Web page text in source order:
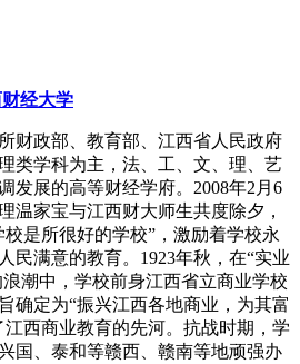
经大学
财政部、教育部、江西省人民政府
类学科为主，法、工、文、理、艺
发展的高等财经学府。2008年2月6
温家宝与江西财大师生共度除夕，
是所很好的学校”，激励着学校永
民满意的教育。1923年秋，在“实业
浪潮中，学校前身江西省立商业学校
确定为“振兴江西各地商业，为其富
江西商业教育的先河。抗战时期，学
国、泰和等赣西、赣南等地顽强办